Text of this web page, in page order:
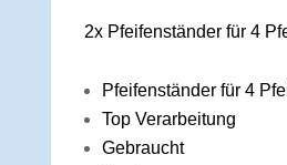
2x Pfeifenständer für 4
Pfeifenständer für 4
Top Verarbeitung
Gebraucht